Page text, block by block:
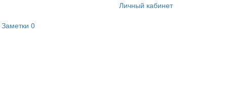
Личный кабинет
Заметки 0